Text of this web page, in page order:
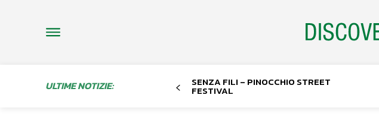
ULTIME NOTIZIE: SENZA FILI – PINOCCHIO STREET
FESTIVAL